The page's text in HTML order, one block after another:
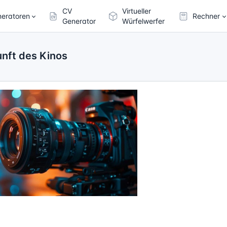
CV
Generator
Virtueller
Würfelwerfer
Rechner
des Kinos